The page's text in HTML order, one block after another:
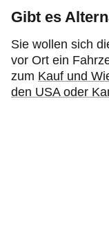
Gibt es
Sie wollen sich
vor Ort ein
zum Kauf und
den USA oder